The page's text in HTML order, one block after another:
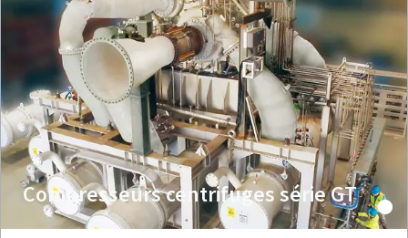
Compresseurs centrifuges série GT